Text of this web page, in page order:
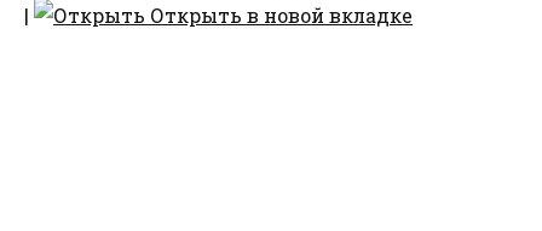
|
Открыть в новой вкладке